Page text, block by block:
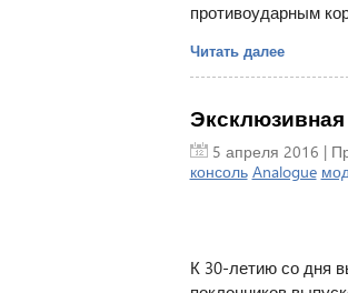
противоударным
Читать далее
Эксклюзивная
5 апреля 2016 |
консоль Analogue
К 30-летию со дня